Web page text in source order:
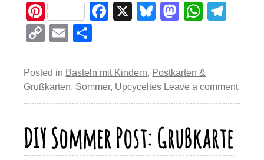
Pi
nt
er
e
st
F
e
b
o
o
k
X
Bl
sk
y
M
o
d
o
n
W
s
A
p
p
a
m
C
p
y
Li
n
k
E
ail e
n
Posted in Basteln mit Kindern, Postkarten &
Grußkarten, Sommer, Upcyceltes Leave a comment
DIY Sommer Post: Grußkarte